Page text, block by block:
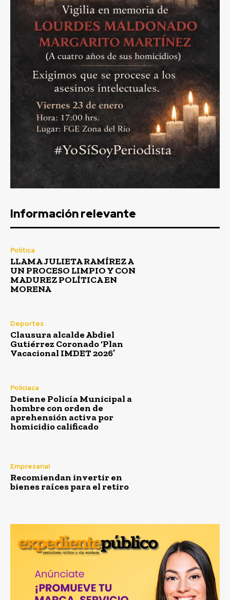
Información relevante
Política
LLAMA JULIETA RAMÍREZ A
UN PROCESO LIMPIO Y CON
MADUREZ POLÍTICA EN
MORENA
Deportes
Clausura alcalde Abdiel
Gutiérrez Coronado ‘Plan
Vacacional IMDET 2026’
Policiaca
Detiene Policía Municipal a
hombre con orden de
aprehensión activa por
homicidio calificado
Empresarial
Recomiendan invertir en
bienes raíces para el retiro